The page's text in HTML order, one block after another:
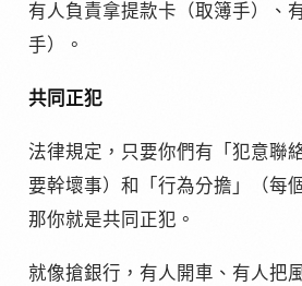
有人負責拿提款卡（取簿手）、
手）。
共同正犯
法律規定，只要你們有「犯意聯
要幹壞事）和「行為分擔」（每
那你就是共同正犯。
就像搶銀行，有人開車、有人把